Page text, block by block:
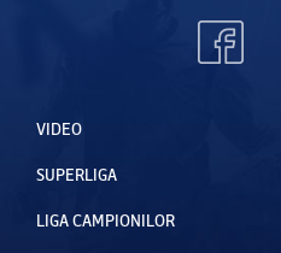
VIDEO
SUPERLIGA
LIGA CAMPIONILOR